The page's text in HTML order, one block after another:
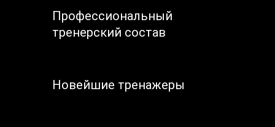
Профессиональный
тренерский состав
Новейшие тренажеры